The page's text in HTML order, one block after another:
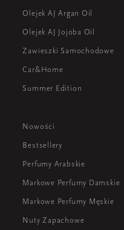
Olejek AJ Argan Oil
Olejek AJ Jojoba Oil
Zawieszki Samochodowe
Car&Home
Summer Edition
Nowości
Bestsellery
Perfumy Arabskie
Markowe Perfumy Damskie
Markowe Perfumy Męskie
Nuty Zapachowe